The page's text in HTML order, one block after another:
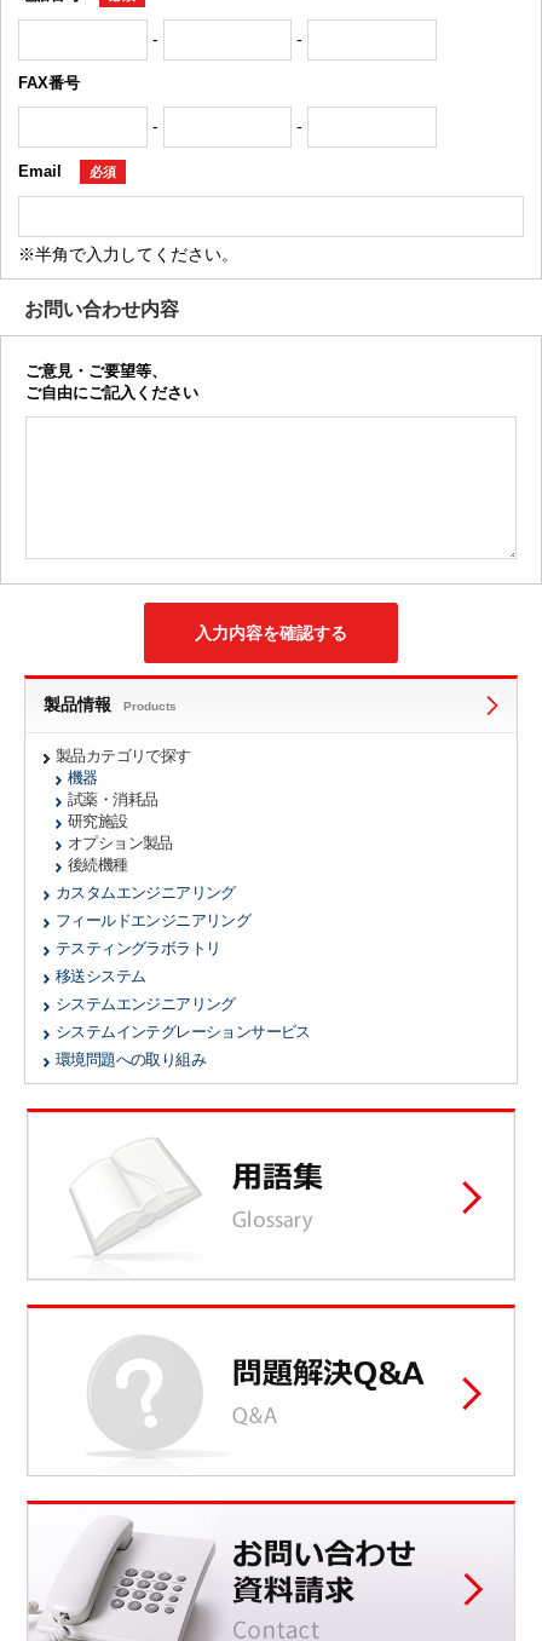
- -
FAX番号
- -
Email 必須
※半角で入力してください。
お問い合わせ内容
ご意見・ご要望等、
ご自由にご記入ください
製品情報 Products
製品カテゴリで探す
機器
試薬・消耗品
研究施設
オプション製品
後続機種
カスタムエンジニアリング
フィールドエンジニアリング
テスティングラボラトリ
移送システム
システムエンジニアリング
システムインテグレーションサービス
環境問題への取り組み